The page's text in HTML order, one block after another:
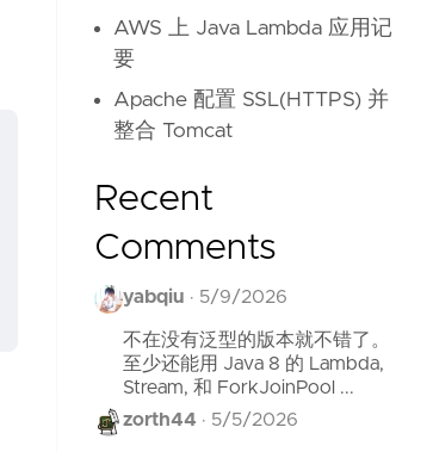
AWS 上 Java Lambda 应用记
要
Apache 配置 SSL(HTTPS) 并
整合 Tomcat
Recent
Comments
yabqiu · 5/9/2026
不在没有泛型的版本就不错了。
至少还能用 Java 8 的 Lambda,
Stream, 和 ForkJoinPool ...
zorth44 · 5/5/2026